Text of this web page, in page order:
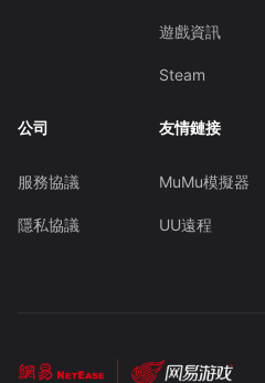
遊戲資訊
Steam
公司
服務協議
隱私協議
友情鏈接
MuMu模擬器
UU遠程